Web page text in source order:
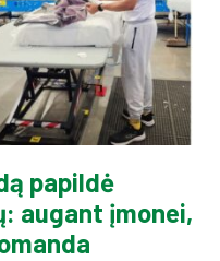
papildė
augant įmonei,